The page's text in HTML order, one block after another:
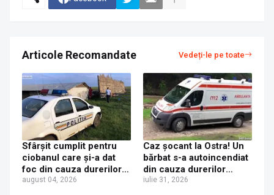
Articole Recomandate Vedeți-le pe toate
Sfârșit cumplit pentru
ciobanul care și-a dat
foc din cauza durerilor
insuportabile, la Ostra!
august 04, 2026
Caz șocant la Ostra! Un
bărbat s-a autoincendiat
din cauza durerilor
fizice insuportabile
iulie 31, 2026